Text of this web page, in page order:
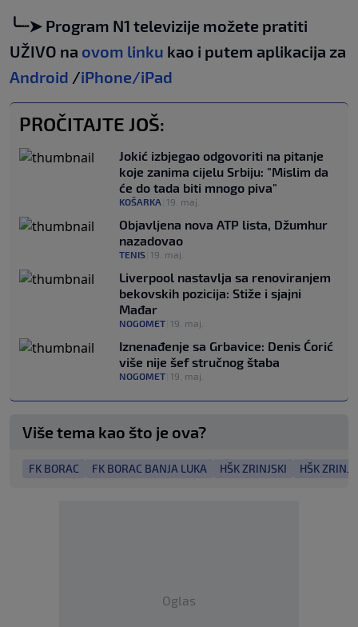
╰┈➤ Program N1 televizije možete pratiti
UŽIVO na ovom linku kao i putem aplikacija za
Android /iPhone/iPad
PROČITAJTE JOŠ:
Jokić izbjegao odgovoriti na pitanje
koje zanima cijelu Srbiju: "Mislim da
će do tada biti mnogo piva"
KOŠARKA 19. maj.
Objavljena nova ATP lista, Džumhur
nazadovao
TENIS 19. maj.
Liverpool nastavlja sa renoviranjem
bekovskih pozicija: Stiže i sjajni
Mađar
NOGOMET 19. maj.
Iznenađenje sa Grbavice: Denis Ćorić
više nije šef stručnog štaba
NOGOMET 19. maj.
Više tema kao što je ova?
FK BORAC FK BORAC BANJA LUKA HŠK ZRINJSKI HŠK
Oglas